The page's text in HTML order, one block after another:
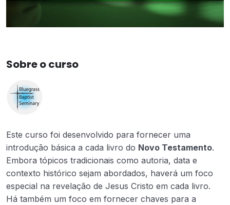
Sobre o curso
Este curso foi desenvolvido para fornecer uma
introdução básica a cada livro do Novo Testamento.
Embora tópicos tradicionais como autoria, data e
contexto histórico sejam abordados, haverá um foco
especial na revelação de Jesus Cristo em cada livro.
Há também um foco em fornecer chaves para a